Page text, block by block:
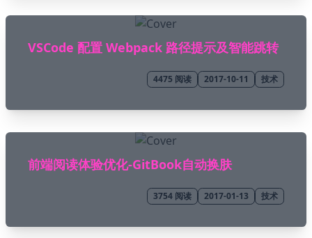
VSCode 配置 Webpack 路径提示及智能跳转
4475 阅读 2017-10-11 技术
前端阅读体验优化-GitBook自动换肤
3754 阅读 2017-01-13 技术